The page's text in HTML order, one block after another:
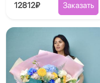
12812₽ Заказать